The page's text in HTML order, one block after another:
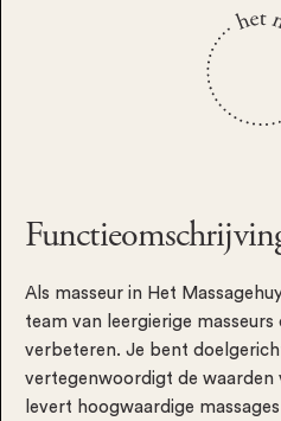
Als masseur in Het
team van leergierige
verbeteren. Je bent
vertegenwoordigt de waarden
levert hoogwaardige